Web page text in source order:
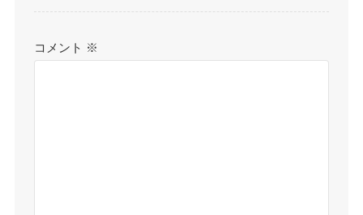
コメント ※